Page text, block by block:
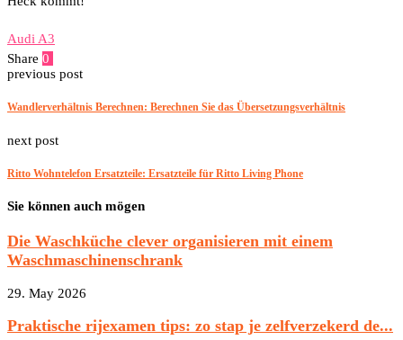
Audi A3
Share 0
previous post
Wandlerverhältnis Berechnen: Berechnen Sie das Übersetzungsverhältnis
next post
Ritto Wohntelefon Ersatzteile: Ersatzteile für Ritto Living Phone
Sie können auch mögen
Die Waschküche clever organisieren mit einem
Waschmaschinenschrank
29. May 2026
Praktische rijexamen tips: zo stap je zelfverzekerd de...